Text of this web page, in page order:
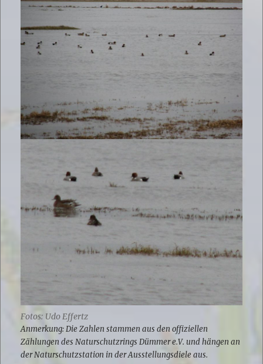
Fotos: Udo Effertz
Anmerkung: Die Zahlen stammen aus den offiziellen
Zählungen des Naturschutzrings Dümmer e.V. und hängen an
der Naturschutzstation in der Ausstellungsdiele aus.